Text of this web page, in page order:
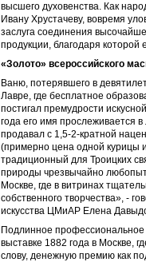
высшего духовенства. Как
Ивану Хрустачеву, вовремя
заслуга соединения
продукции, благодаря
«Золото» всероссийского
Ваню, потерявшего в
Лавре, где бесплатное
постигал премудрости
года его имя прослеживается
продавал с 1,5-2-кратной
(примерно цена одной курицы
традиционный для Троицких
природы чрезвычайно
Москве, где в витринах
собственного творчества», -
искусства ЦМиАР Елена
Подлинное
выставке 1882 года в Москве,
слову, денежную премию как